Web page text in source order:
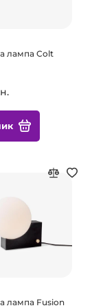
лампа Colt
лампа Fusion